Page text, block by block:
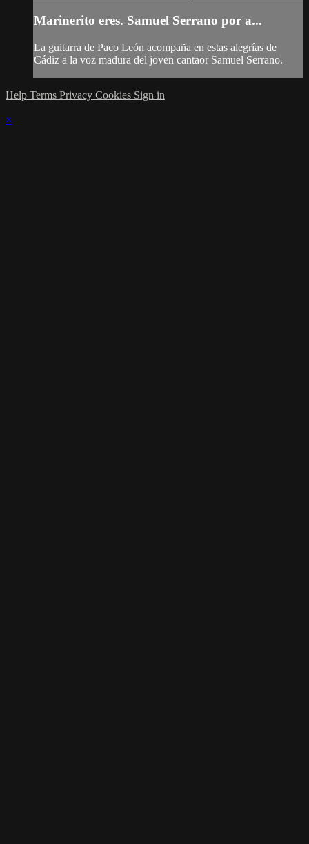
Marinerito eres. Samuel Serrano por a...
La guitarra de Paco León acompaña en estas alegrías de
Cádiz a la voz madura del joven cantaor Samuel Serrano.
Help Terms Privacy Cookies Sign in
×